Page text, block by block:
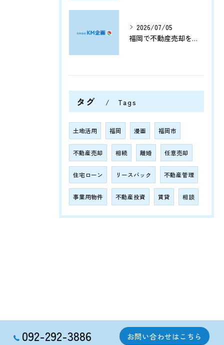
2026/07/05
福岡で不動産売却をプロに任せて相続や資産整理をスムーズに進める方法
タグ Tags
土地活用 福岡 漫画 福岡市
不動産売却 相続 離婚 任意売却
住宅ローン リースバック 不動産管理
事業用物件 不動産投資 賃貸 相談
092-292-3886 お問い合わせはこちら